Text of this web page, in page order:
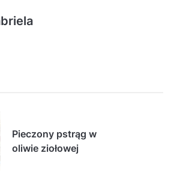
Pieczony pstrąg w
oliwie ziołowej